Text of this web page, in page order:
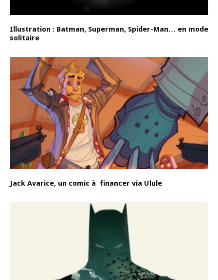
Illustration : Batman, Superman, Spider-Man… en mode
solitaire
Jack Avarice, un comic à financer via Ulule